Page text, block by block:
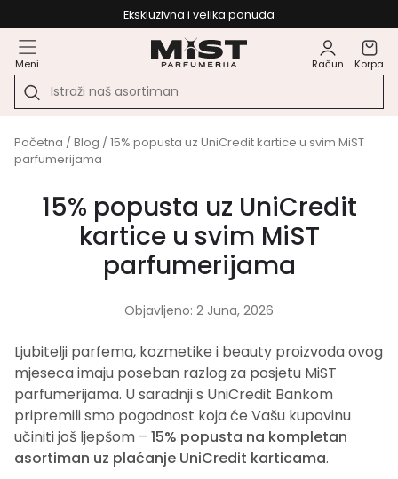
Ekskluzivna i velika ponuda
Meni Račun Korpa
Početna /Blog / 15% popusta uz UniCredit kartice u svim MiST
parfumerijama
15% popusta uz UniCredit
kartice u svim MiST
parfumerijama
Objavljeno: 2 Juna, 2026
Ljubitelji parfema, kozmetike i beauty proizvoda ovog
mjeseca imaju poseban razlog za posjetu MiST
parfumerijama. U saradnji s UniCredit Bankom
pripremili smo pogodnost koja će Vašu kupovinu
učiniti još ljepšom – 15% popusta na kompletan
asortiman uz plaćanje UniCredit karticama.